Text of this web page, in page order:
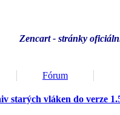
Zencart - stránky
Fórum
starých vláken do verze